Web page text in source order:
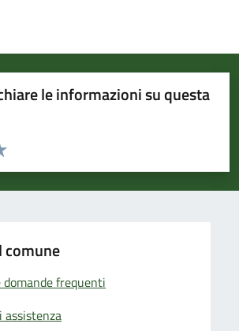
le informazioni su questa
pagina
5 stelle su 5
4 stelle su 5
su 5
su 5
comune
domande frequenti
assistenza